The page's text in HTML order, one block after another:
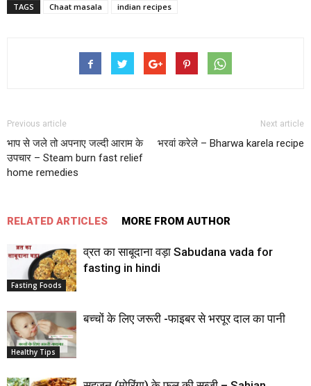
TAGS Chaat masala indian recipes
Previous article
भाप से जले तो अपनाए जल्दी आराम के
उपचार – Steam burn fast relief
home remedies
Next article
भरवां करेले – Bharwa karela recipe
RELATED ARTICLES MORE FROM AUTHOR
Fasting Foods
व्रत का साबूदाना वड़ा Sabudana vada for
fasting in hindi
Healthy Tips
बच्‍चों के लिए जरूरी -फाइबर से भरपूर दाल का पानी